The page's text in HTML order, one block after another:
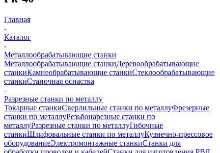
Главная
-
Каталог
-
Металлообрабатывающие станки
Металлообрабатывающие станкиДеревообрабатывающие
станкиКамнеобрабатывающие станкиСтеклообрабатывающие
станкиСтаночная оснастка
-
Разрезные станки по металлу
Токарные станкиСверлильные станки по металлуФрезерные
станки по металлуРезьбонарезные станки по
металлуРазрезные станки по металлуГибочные
станкиШлифовальные станки по металлуКузнечно-прессовое
оборудованиеЭлектромонтажные станкиСтанки для